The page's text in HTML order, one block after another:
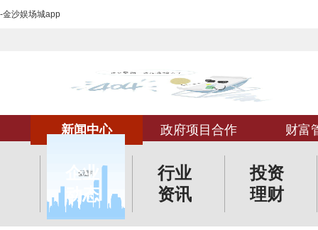
-金沙娱场城app
新闻中心 政府项目合作 财富
企业
动态
行业
资讯
投资
理财